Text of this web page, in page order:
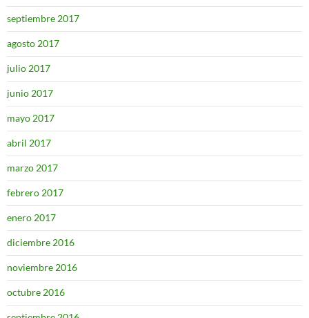
septiembre 2017
agosto 2017
julio 2017
junio 2017
mayo 2017
abril 2017
marzo 2017
febrero 2017
enero 2017
diciembre 2016
noviembre 2016
octubre 2016